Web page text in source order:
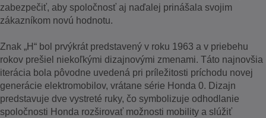
zabezpečiť, aby spoločnosť aj naďalej prinášala svojim
zákazníkom novú hodnotu.
Znak „H“ bol prvýkrát predstavený v roku 1963 a v priebehu
rokov prešiel niekoľkými dizajnovými zmenami. Táto najnovšia
iterácia bola pôvodne uvedená pri príležitosti príchodu novej
generácie elektromobilov, vrátane série Honda 0. Dizajn
predstavuje dve vystreté ruky, čo symbolizuje odhodlanie
spoločnosti Honda rozširovať možnosti mobility a slúžiť